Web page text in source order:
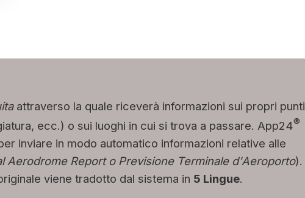
attraverso la quale riceverà informazioni sui propri punti
ecc.) o sui luoghi in cui si trova a passare. App24®
inviare in modo automatico informazioni relative alle
Aerodrome Report o Previsione Terminale d'Aeroporto).
viene tradotto dal sistema in 5 Lingue.